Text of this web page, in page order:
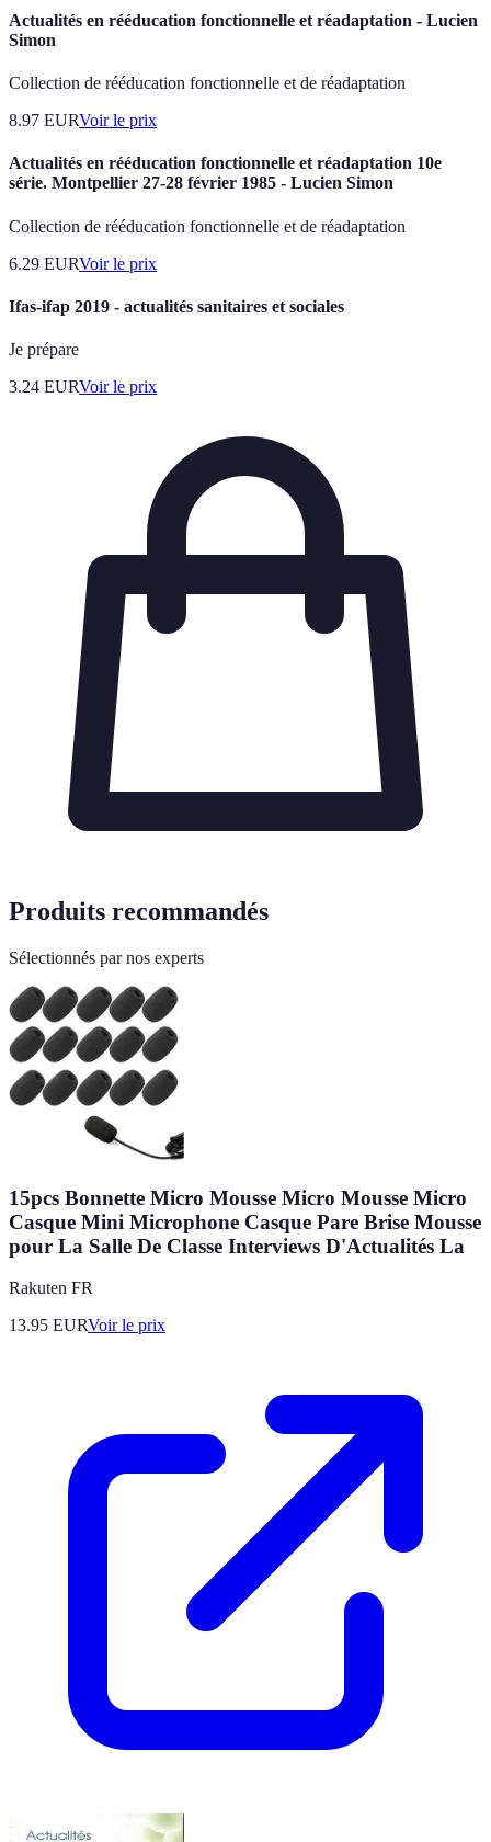
Actualités en rééducation fonctionnelle et réadaptation - Lucien
Simon
Collection de rééducation fonctionnelle et de réadaptation
8.97 EURVoir le prix
Actualités en rééducation fonctionnelle et réadaptation 10e
série. Montpellier 27-28 février 1985 - Lucien Simon
Collection de rééducation fonctionnelle et de réadaptation
6.29 EURVoir le prix
Ifas-ifap 2019 - actualités sanitaires et sociales
Je prépare
3.24 EURVoir le prix
Produits recommandés
Sélectionnés par nos experts
15pcs Bonnette Micro Mousse Micro Mousse Micro
Casque Mini Microphone Casque Pare Brise Mousse
pour La Salle De Classe Interviews D'Actualités La
Rakuten FR
13.95 EURVoir le prix